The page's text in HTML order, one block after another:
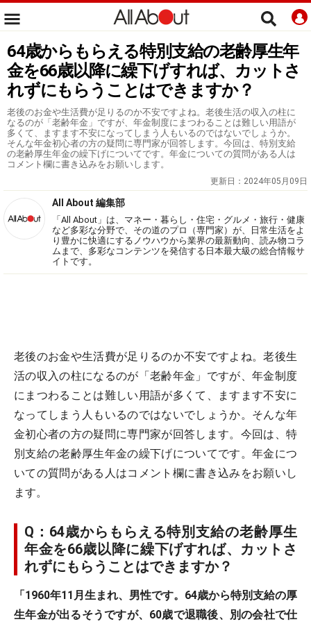
64歳からもらえる特別支給の老齢厚生年
金を66歳以降に繰下げすれば、カットさ
れずにもらうことはできますか？
老後のお金や生活費が足りるのか不安ですよね。老後生活の収入の柱に
なるのが「老齢年金」ですが、年金制度にまつわることは難しい用語が
多くて、ますます不安になってしまう人もいるのではないでしょうか。
そんな年金初心者の方の疑問に専門家が回答します。今回は、特別支給
の老齢厚生年金の繰下げについてです。年金についての質問がある人は
コメント欄に書き込みをお願いします。
更新日： 2024年05月09日
All About 編集部
「All About」は、マネー・暮らし・住宅・グルメ・旅行・健康
など多彩な分野で、その道のプロ（専門家）が、日常生活をよ
り豊かに快適にするノウハウから業界の最新動向、読み物コラ
ムまで、多彩なコンテンツを発信する日本最大級の総合情報サ
イトです。
老後のお金や生活費が足りるのか不安ですよね。老後生
活の収入の柱になるのが「老齢年金」ですが、年金制度
にまつわることは難しい用語が多くて、ますます不安に
なってしまう人もいるのではないでしょうか。そんな年
金初心者の方の疑問に専門家が回答します。今回は、特
別支給の老齢厚生年金の繰下げについてです。年金につ
いての質問がある人はコメント欄に書き込みをお願いし
ます。
Q：64歳からもらえる特別支給の老齢厚生
年金を66歳以降に繰下げすれば、カットさ
れずにもらうことはできますか？
「1960年11月生まれ、男性です。64歳から特別支給の厚
生年金が出るそうですが、60歳で退職後、別の会社で仕